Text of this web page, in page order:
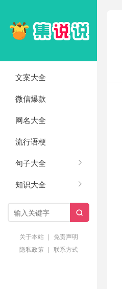
文案大全
微信爆款
网名大全
流行语梗
句子大全
知识大全

关于本站 | 免责声明
隐私政策 | 联系方式